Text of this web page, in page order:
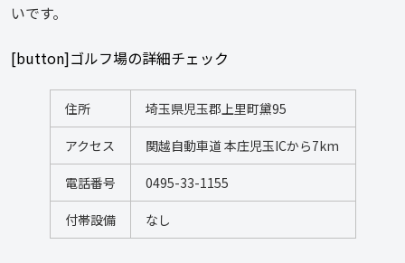
いです。
[button]ゴルフ場の詳細チェック
住所 埼玉県児玉郡上里町黛95
アクセス 関越自動車道 本庄児玉ICから7km
電話番号 0495-33-1155
付帯設備 なし